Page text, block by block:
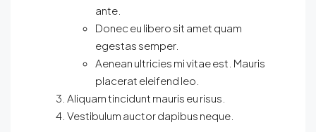
ante.
Donec eu libero sit amet quam
egestas semper.
Aenean ultricies mi vitae est. Mauris
placerat eleifend leo.
Aliquam tincidunt mauris eu risus.
Vestibulum auctor dapibus neque.